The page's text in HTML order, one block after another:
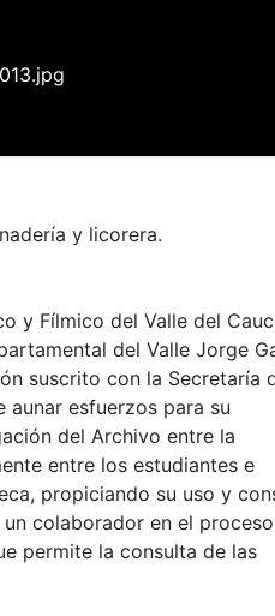
y licorera.
y Fílmico del Valle del
del Valle Jorge
suscrito con la Secretaría
esfuerzos para su
del Archivo entre la
entre los estudiantes e
propiciando su uso y
colaborador en el
permite la consulta de las